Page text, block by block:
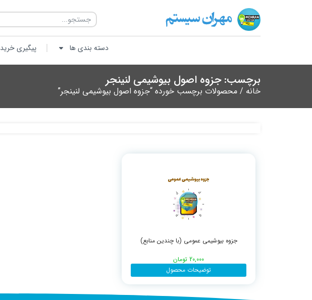
دسته بندی ها پیگیری خرید
برچسب: جزوه اصول بیوشیمی لنینجر
خانه / محصولات برچسب خورده “جزوه اصول بیوشیمی لنینجر”
جزوه بیوشیمی عمومی (با چندین منابع)
20,000 تومان
توضیحات محصول